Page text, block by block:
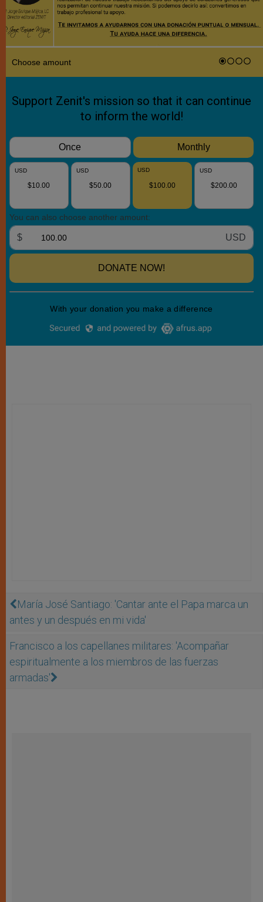
María José Santiago: 'Cantar ante el Papa marca un
antes y un después en mi vida'
Francisco a los capellanes militares: 'Acompañar
espiritualmente a los miembros de las fuerzas
armadas'